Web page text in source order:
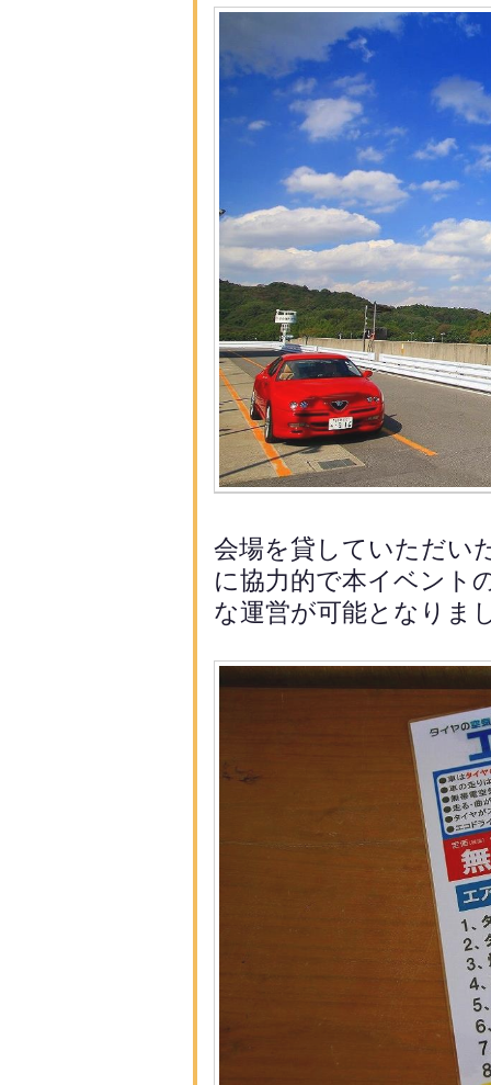
会場を貸していただい
に協力的で本イベント
な運営が可能となりま